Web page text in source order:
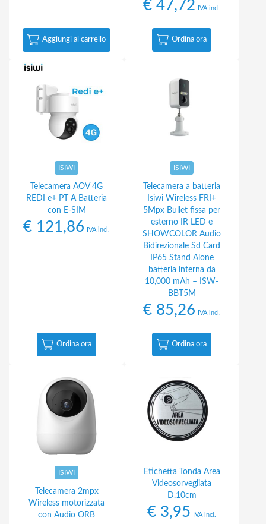
Aggiungi al carrello
€47,72 IVA incl.
Ordina ora
ISIWI
Telecamera AOV 4G
REDI e+ PT A Batteria
con E-SIM
€ 121,86 IVA incl.
Ordina ora
ISIWI
Telecamera a batteria
Isiwi Wireless FRI+
5Mpx Bullet fissa per
esterno IR LED e
SHOWCOLOR Audio
Bidirezionale Sd Card
IP65 Stand Alone
batteria interna da
10,000 mAh – ISW-
BBT5M
€85,26 IVA incl.
Ordina ora
ISIWI
Telecamera 2mpx
Wireless motorizzata
con Audio ORB
Etichetta Tonda Area
Videosorvegliata
D.10cm
€ 3,95 IVA incl.